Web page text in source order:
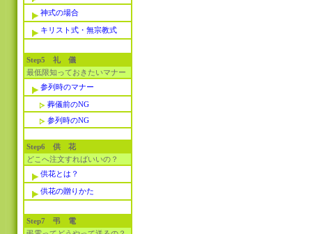
神式の場合
キリスト式・無宗教式
Step5 礼 儀
最低限知っておきたいマナー
参列時のマナー
葬儀前のNG
参列時のNG
Step6 供 花
どこへ注文すればいいの？
供花とは？
供花の贈りかた
Step7 弔 電